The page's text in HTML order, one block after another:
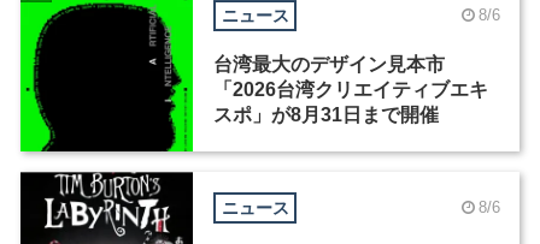
ニュース 8/6
台湾最大のデザイン見本市
「2026台湾クリエイティブエキ
スポ」が8月31日まで開催
ニュース 8/6